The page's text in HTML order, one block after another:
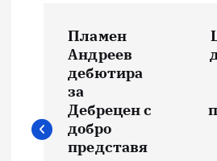
Навигация
Пламен
Андреев
дебютира
за
Дебрецен с
добро
представя